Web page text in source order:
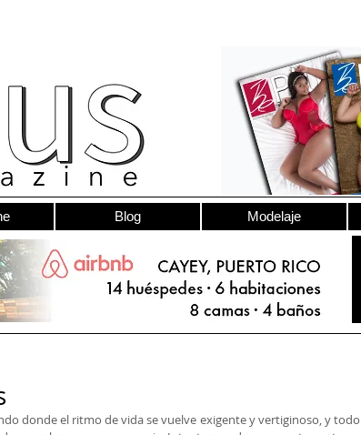
Blog Modelaje
donde el ritmo de vida se vuelve exigente y vertiginoso, y todo